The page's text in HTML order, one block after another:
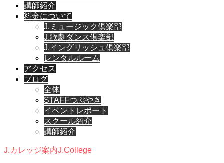
講師紹介
料金について
J.ミュージック倶楽部
J.歌劇ダンス倶楽部
J.イングリッシュ倶楽部
レンタルルーム
アクセス
ブログ
全体
STAFFつぶやき
イベントレポート
スクール紹介
講師紹介
J.カレッジ案内J.College